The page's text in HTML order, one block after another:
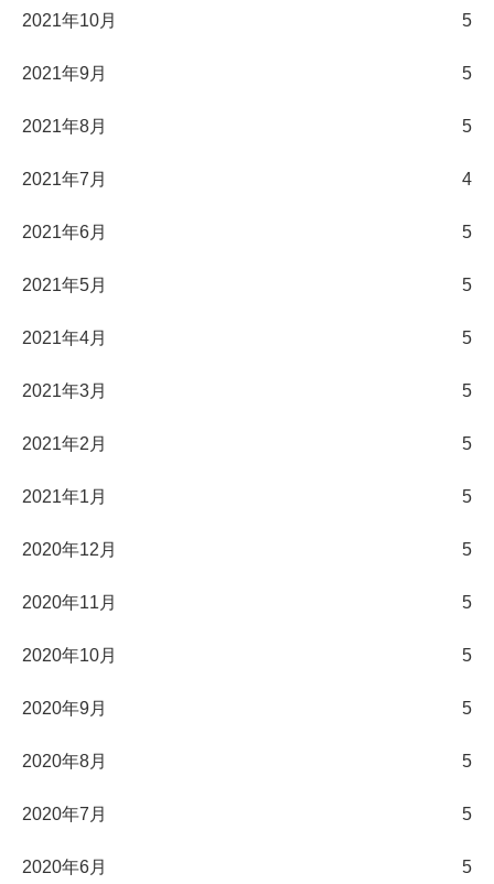
2021年10月 5
2021年9月 5
2021年8月 5
2021年7月 4
2021年6月 5
2021年5月 5
2021年4月 5
2021年3月 5
2021年2月 5
2021年1月 5
2020年12月 5
2020年11月 5
2020年10月 5
2020年9月 5
2020年8月 5
2020年7月 5
2020年6月 5